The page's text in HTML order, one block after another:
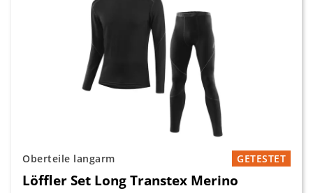
Oberteile langarm GETESTET
Löffler Set Long Transtex Merino